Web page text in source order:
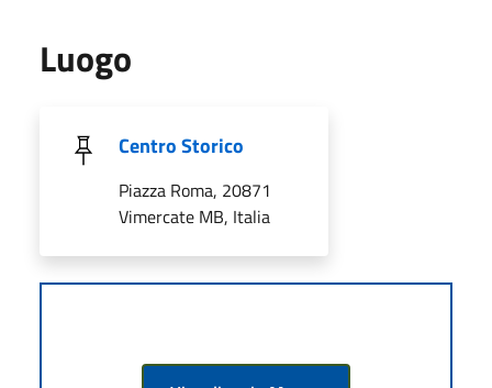
Luogo
Centro Storico
Piazza Roma, 20871
Vimercate MB, Italia